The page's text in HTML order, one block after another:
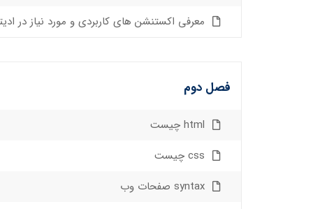
معرفی اکستنشن های کاربردی و مورد نیاز در
فصل دوم
html چیست
css چیست
syntax صفحات وب